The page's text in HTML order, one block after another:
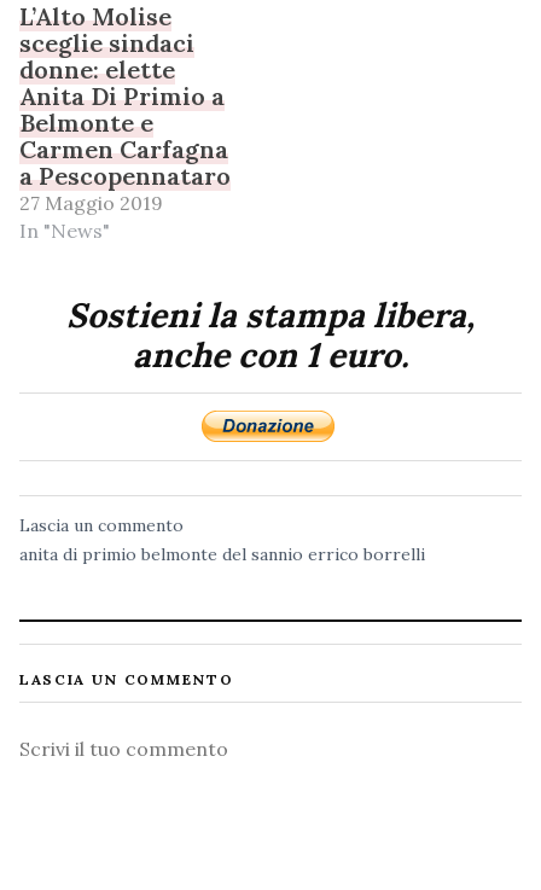
L’Alto Molise
sceglie sindaci
donne: elette
Anita Di Primio a
Belmonte e
Carmen Carfagna
a Pescopennataro
27 Maggio 2019
In "News"
Sostieni la stampa libera,
anche con 1 euro.
Lascia un commento
anita di primio belmonte del sannio errico borrelli
LASCIA UN COMMENTO
Commento